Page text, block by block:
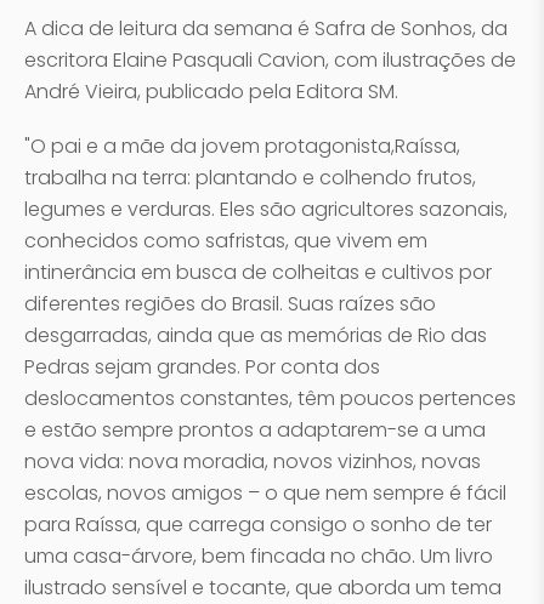
A dica de leitura da semana é Safra de Sonhos, da
escritora Elaine Pasquali Cavion, com ilustrações de
André Vieira, publicado pela Editora SM.
"O pai e a mãe da jovem protagonista,Raíssa,
trabalha na terra: plantando e colhendo frutos,
legumes e verduras. Eles são agricultores sazonais,
conhecidos como safristas, que vivem em
intinerância em busca de colheitas e cultivos por
diferentes regiões do Brasil. Suas raízes são
desgarradas, ainda que as memórias de Rio das
Pedras sejam grandes. Por conta dos
deslocamentos constantes, têm poucos pertences
e estão sempre prontos a adaptarem-se a uma
nova vida: nova moradia, novos vizinhos, novas
escolas, novos amigos – o que nem sempre é fácil
para Raíssa, que carrega consigo o sonho de ter
uma casa-árvore, bem fincada no chão. Um livro
ilustrado sensível e tocante, que aborda um tema